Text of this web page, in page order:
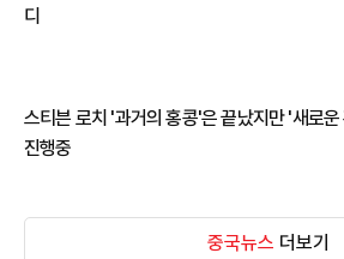
디
스티븐 로치 '과거의 홍콩'은 끝났지만 '새로
진행중
중국뉴스 더보기